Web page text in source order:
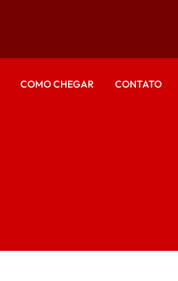
COMO CHEGAR CONTATO